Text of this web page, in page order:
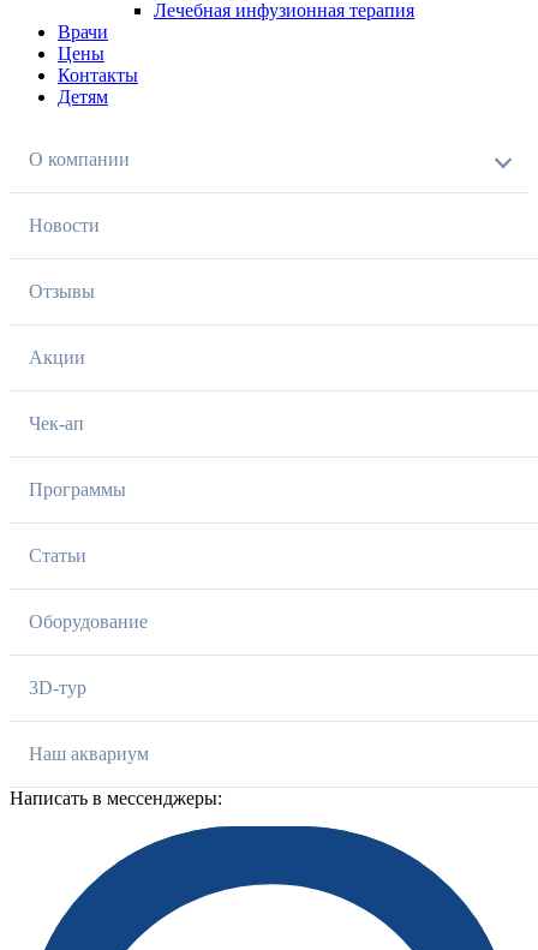
Лечебная инфузионная терапия
Врачи
Цены
Контакты
Детям
О компании
Новости
Отзывы
Акции
Чек-ап
Программы
Статьи
Оборудование
3D-тур
Наш аквариум
Написать в мессенджеры: